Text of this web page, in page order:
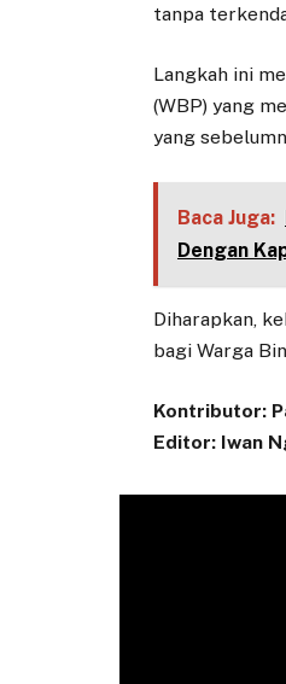
tanpa
Langkah ini
(WBP) yang
yang
Baca Juga:
Dengan
Diharapkan,
bagi Warga
Kontributor:
Editor: Iwan